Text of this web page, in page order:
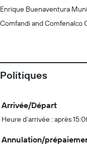
Enrique Buenaventura
Comfandi and Comfenalco
Politiques
Arrivée/Départ
Heure d’arrivée : après
Annulation/